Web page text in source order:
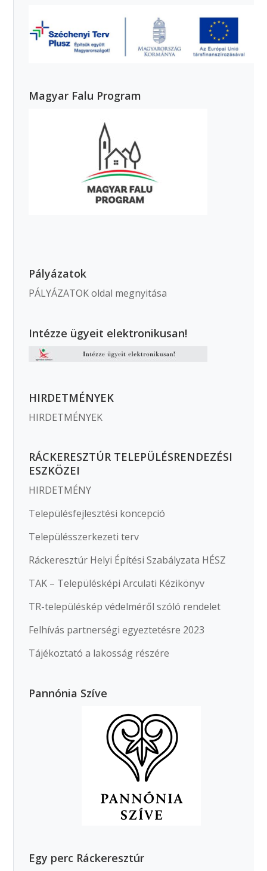
Magyar Falu Program
Pályázatok
PÁLYÁZATOK oldal megnyitása
Intézze ügyeit elektronikusan!
HIRDETMÉNYEK
HIRDETMÉNYEK
RÁCKERESZTÚR TELEPÜLÉSRENDEZÉSI
ESZKÖZEI
HIRDETMÉNY
Településfejlesztési koncepció
Településszerkezeti terv
Ráckeresztúr Helyi Építési Szabályzata HÉSZ
TAK – Településképi Arculati Kézikönyv
TR-településkép védelméről szóló rendelet
Felhívás partnerségi egyeztetésre 2023
Tájékoztató a lakosság részére
Pannónia Szíve
Egy perc Ráckeresztúr